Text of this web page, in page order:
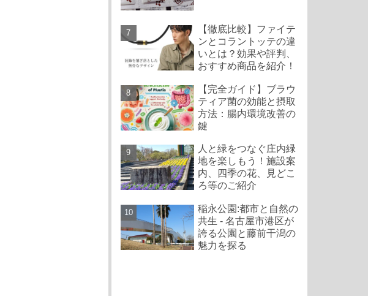
【徹底比較】ファイテ
ンとコラントッテの違
いとは？効果や評判、
おすすめ商品を紹介！
【完全ガイド】ブラウ
ティア菌の効能と摂取
方法：腸内環境改善の
鍵
人と緑をつなぐ庄内緑
地を楽しもう！施設案
内、四季の花、見どこ
ろ等のご紹介
稲永公園:都市と自然の
共生 - 名古屋市港区が
誇る公園と藤前干潟の
魅力を探る